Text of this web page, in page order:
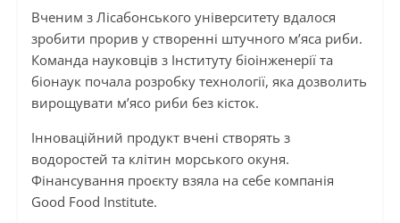
Вченим з Лісабонського університету вдалося
зробити прорив у створенні штучного м’яса риби.
Команда науковців з Інституту біоінженерії та
біонаук почала розробку технології, яка дозволить
вирощувати м’ясо риби без кісток.
Інноваційний продукт вчені створять з
водоростей та клітин морського окуня.
Фінансування проєкту взяла на себе компанія
Good Food Institute.